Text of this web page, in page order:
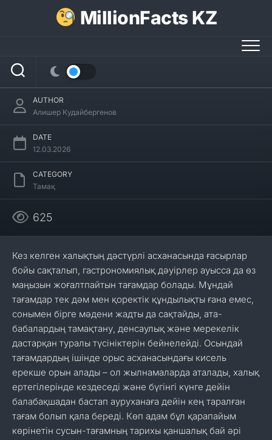
MillionFacts KZ
Кисель туралы 35 қызықты мәліметтер
AUTHOR
Алишер Кудайбергенов
DATE
12.03.2026
CATEGORY
Тамақ
625
Кез келген халықтың дәстүрлі асханасында ғасырлар
бойы сақталып, гастрономиялық дәуірлер ауысса да өз
маңызын жоғалтпайтын тағамдар болады. Мұндай
тағамдар тек дәм мен қоректік құндылықты ғана емес,
сонымен бірге мәдени жадты да сақтайды, ата-
бабалардың тамақтану, денсаулық және мерекелік
дастарқан туралы түсініктерін бейнелейді. Осындай
тағамдардың ішінде орыс асханасындағы кисель
ерекше орын алады – ол жылнамаларда аталады, халық
ертегілерінде кездеседі және бүгінгі күнге дейін
балабақшадан бастап ауруханаға дейін кең таралған
тағам болып қала береді. Көп адам бұл қарапайым
көрінетін сусын-тағамның тарихы қаншалық бай әрі